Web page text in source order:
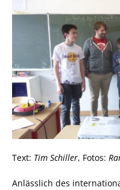
Text: Tim Schiller, Fotos:
Anlässlich des